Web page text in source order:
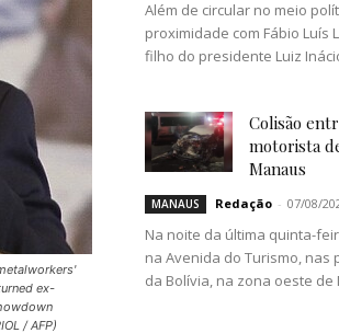
ex-
/ AFP)
Além de circular no meio
proximidade com Fábio Luís
filho do presidente Luiz
Colisão
motorista
Manaus
MANAUS Redação - 07/08/
Na noite da última quinta-
na Avenida do Turismo, nas
da Bolívia, na zona oeste de